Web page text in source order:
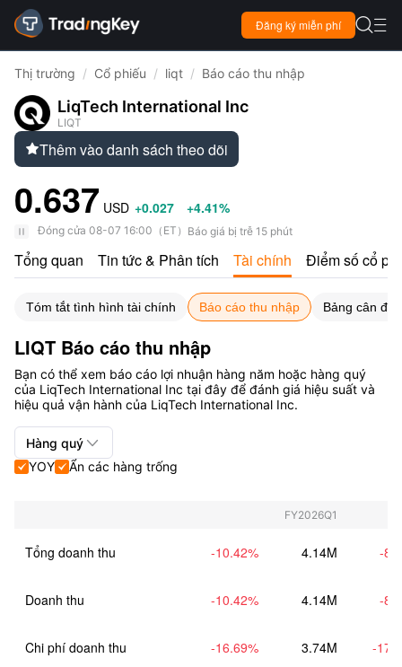
Đăng ký miễn phí  
Thị trường / Cổ phiếu / liqt / Báo cáo thu nhập
LiqTech International Inc
LIQT
Thêm vào danh sách theo dõi
0.637 USD +0.027 +4.41%
Đóng cửa 08-07 16:00 （ ET ） Báo giá bị trễ 15 phút
Tổng quan Tin tức & Phân tích Tài chính Điểm số cổ
Tóm tắt tình hình tài chính Báo cáo thu nhập Bảng cân đối
LIQT Báo cáo thu nhập
Bạn có thể xem báo cáo lợi nhuận hàng năm hoặc hàng quý
của LiqTech International Inc tại đây để đánh giá hiệu suất và
hiệu quả vận hành của LiqTech International Inc.
Hàng quý 
YOYẨn các hàng trống
FY2026Q1
Tổng doanh thu -10.42% 4.14M -
Doanh thu -10.42% 4.14M -
Chi phí doanh thu -16.69% 3.74M -